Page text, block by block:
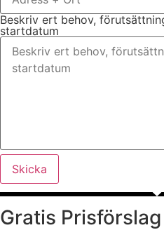
Beskriv ert behov,
startdatum
Skicka
Gratis Prisförslag